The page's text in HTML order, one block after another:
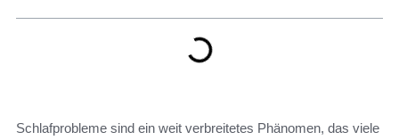
Schlafprobleme sind ein weit verbreitetes Phänomen, das viele